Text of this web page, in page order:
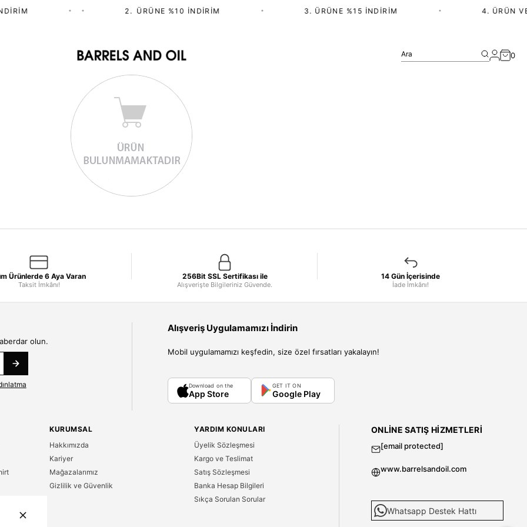
2.⁠ ⁠ÜRÜNE %10 İNDIRIM 3. ÜRÜNE %15 İNDIRIM 4. ÜRÜN
Ara 0
Ürünlerde 6 Aya Varan
Taksit İmkânı!
256Bit SSL Sertifikası ile
Alışverişte Bilgileriniz Güvende.
14 Gün İçerisinde
İade İmkânı!
olun.
Alışveriş Uygulamamızı İndirin
Mobil uygulamamızı keşfedin, size özel fırsatları yakalayın!
Download on the
App Store
GET IT ON
Google Play
KURUMSAL
Hakkımızda
Kariyer
Mağazalarımız
Gizlilik ve Güvenlik
YARDIM KONULARI
Üyelik Sözleşmesi
Kargo ve Teslimat
Satış Sözleşmesi
Banka Hesap Bilgileri
Sıkça Sorulan Sorular
ONLINE SATIŞ HIZMETLERI
[email protected]
www.barrelsandoil.com
Whatsapp Destek Hattı